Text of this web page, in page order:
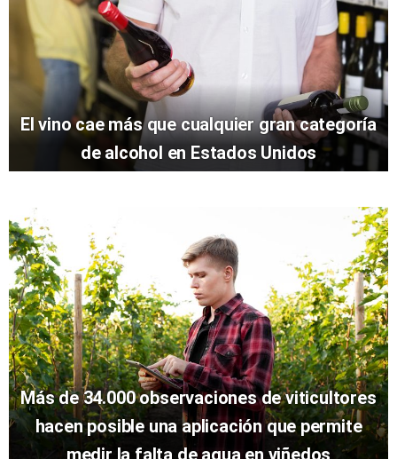
El vino cae más que cualquier gran categoría
de alcohol en Estados Unidos
Más de 34.000 observaciones de viticultores
hacen posible una aplicación que permite
medir la falta de agua en viñedos